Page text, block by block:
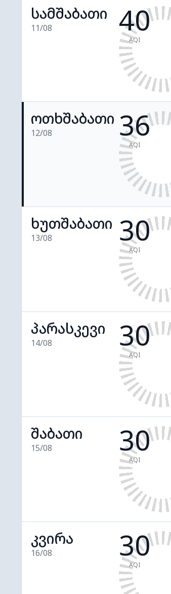
სამშაბათი
11/08 40
AQI
ოთხშაბათი
12/08 36
AQI
ხუთშაბათი
13/08 30
AQI
პარასკევი
14/08 30
AQI
შაბათი
15/08 30
AQI
კვირა
16/08 30
AQI